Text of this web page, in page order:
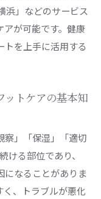
済的に続けるポ
のコツ
セルフケアの基
浜」などのサービス
が可能です。健康
を上手に活用する
ットケアの基本知
察」「保湿」「適切
ける部位であり、
になることがありま
く、トラブルが悪化